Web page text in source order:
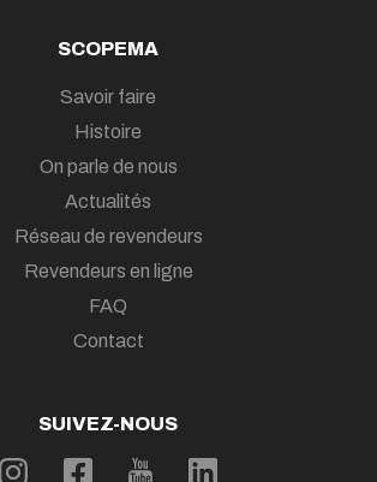
SCOPEMA
Savoir faire
Histoire
On parle de nous
Actualités
Réseau de revendeurs
Revendeurs en ligne
FAQ
Contact
SUIVEZ-NOUS